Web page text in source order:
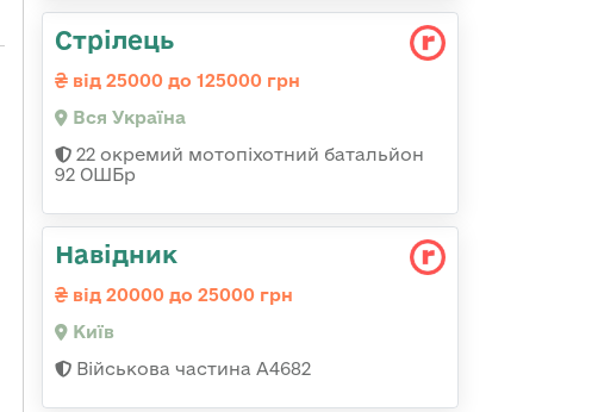
Стрілець
від 25000 до 125000 грн
Вся Україна
22 окремий мотопіхотний батальйон
92 ОШБр
Навідник
від 20000 до 25000 грн
Київ
Військова частина А4682